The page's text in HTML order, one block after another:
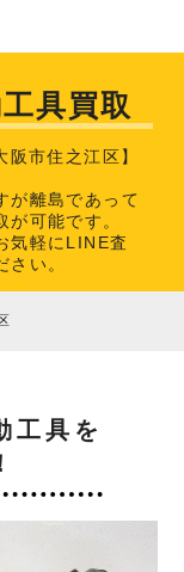
具買取
市住之江区】
が離島であって
可能です。
気軽にLINE査
い。
工具を